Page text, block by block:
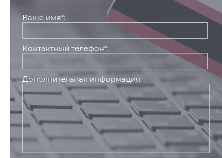
Ваше имя*:
Контактный телефон*:
Дополнительная информация: